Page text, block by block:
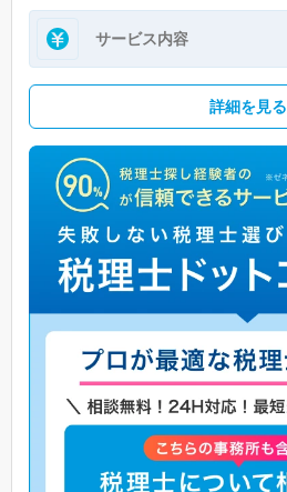
サービス内容
詳細を見る